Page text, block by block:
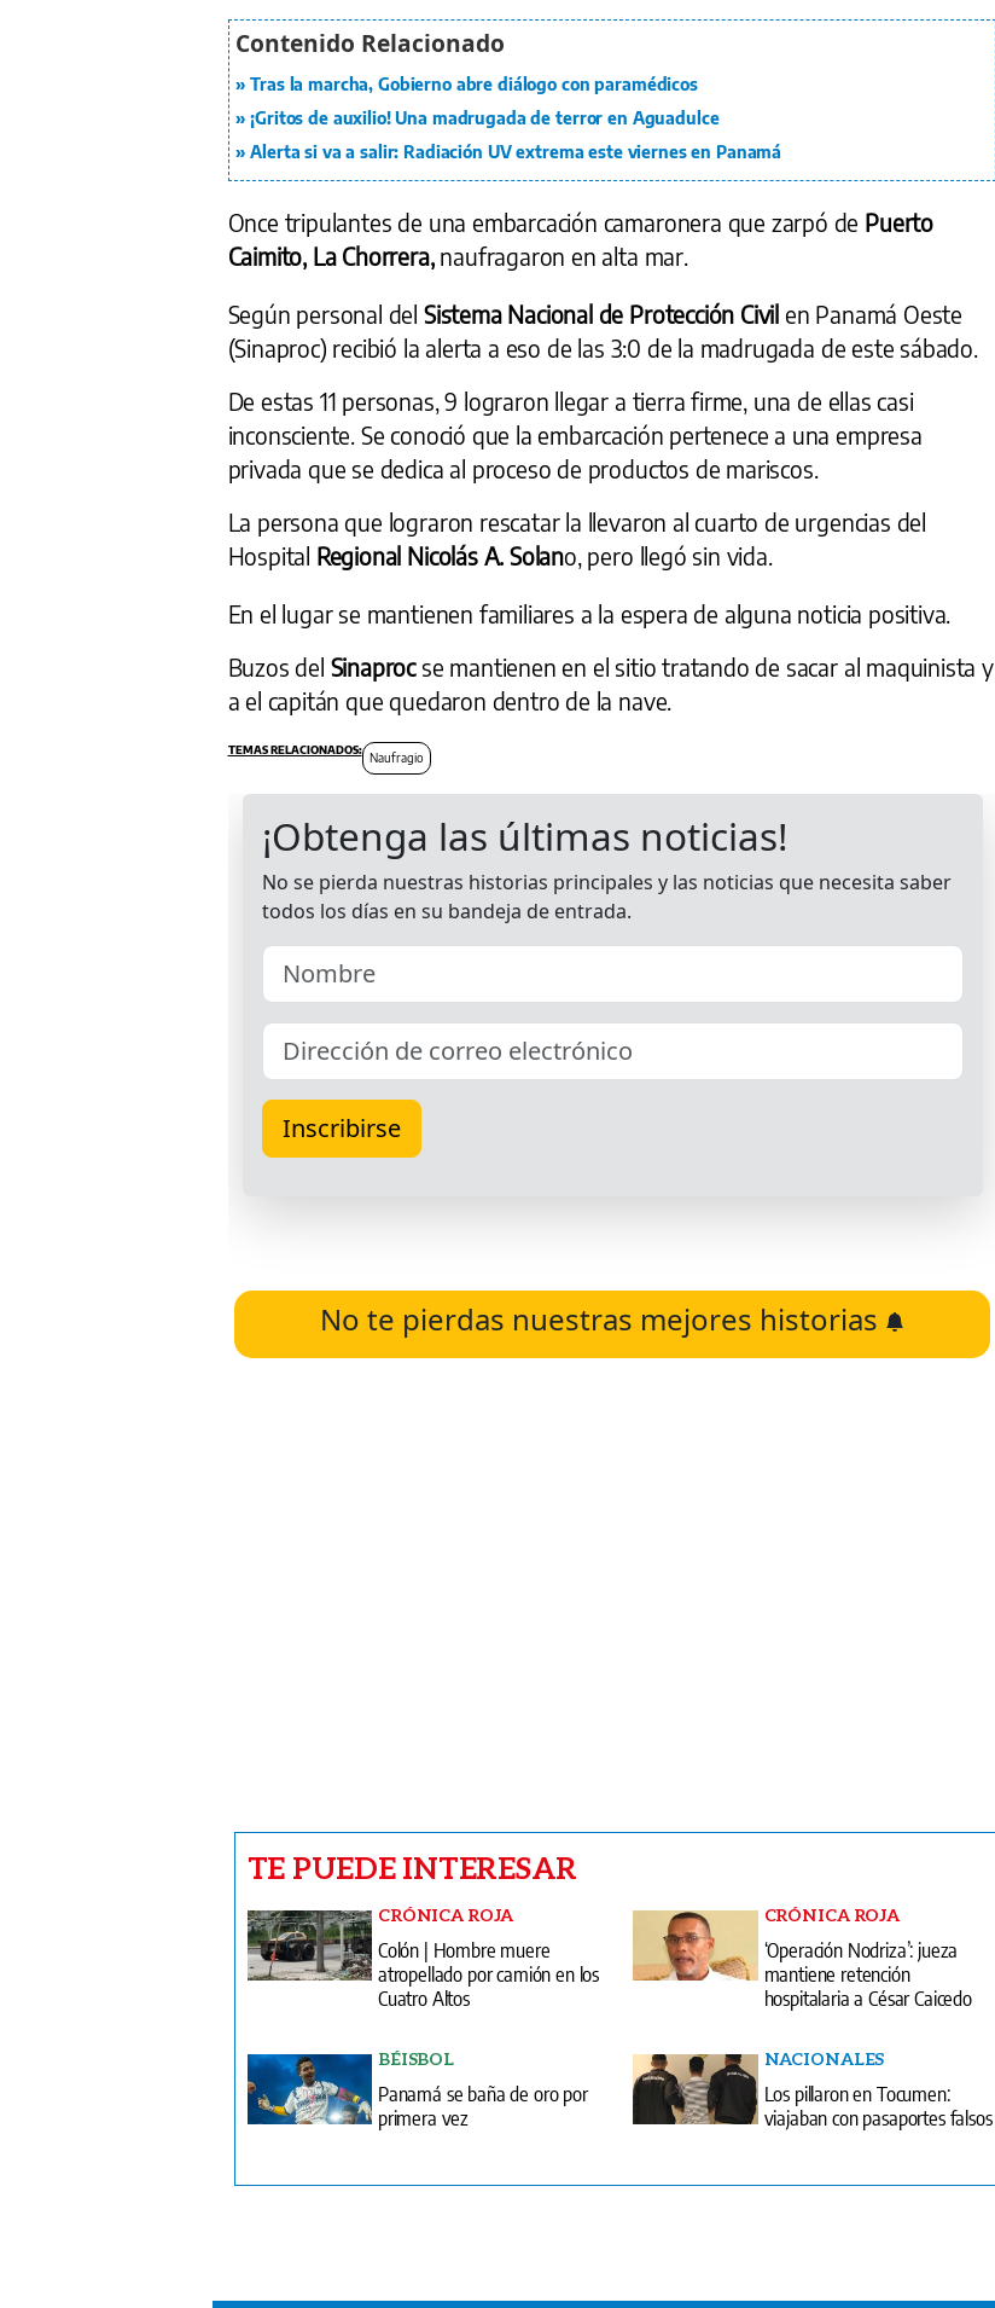
Tras la marcha, Gobierno abre diálogo con paramédicos
¡Gritos de auxilio! Una madrugada de terror en Aguadulce
Alerta si va a salir: Radiación UV extrema este viernes en Panamá
Once tripulantes de una embarcación camaronera que zarpó de Puerto
Caimito, La Chorrera, naufragaron en alta mar.
Según personal del Sistema Nacional de Protección Civil en Panamá Oeste
(Sinaproc) recibió la alerta a eso de las 3:0 de la madrugada de este sábado.
De estas 11 personas, 9 lograron llegar a tierra firme, una de ellas casi
inconsciente. Se conoció que la embarcación pertenece a una empresa
privada que se dedica al proceso de productos de mariscos.
La persona que lograron rescatar la llevaron al cuarto de urgencias del
Hospital Regional Nicolás A. Solano, pero llegó sin vida.
En el lugar se mantienen familiares a la espera de alguna noticia positiva.
Buzos del Sinaprocse mantienen en el sitio tratando de sacar al maquinista y
a el capitán que quedaron dentro de la nave.
Naufragio
No te pierdas nuestras mejores historias
TE PUEDE INTERESAR
CRÓNICA ROJA
Colón | Hombre muere
atropellado por camión en los
Cuatro Altos
CRÓNICA ROJA
‘Operación Nodriza’: jueza
mantiene retención
hospitalaria a César Caicedo
BÉISBOL
Panamá se baña de oro por
primera vez
NACIONALES
Los pillaron en Tocumen:
viajaban con pasaportes falsos